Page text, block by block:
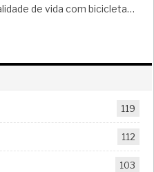
de vida com bicicleta…
119
112
103